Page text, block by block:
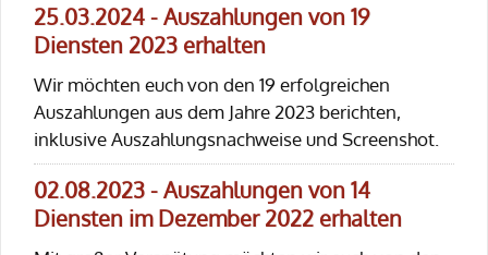
25.03.2024 - Auszahlungen von 19
Diensten 2023 erhalten
Wir möchten euch von den 19 erfolgreichen
Auszahlungen aus dem Jahre 2023 berichten,
inklusive Auszahlungsnachweise und Screenshot.
02.08.2023 - Auszahlungen von 14
Diensten im Dezember 2022 erhalten